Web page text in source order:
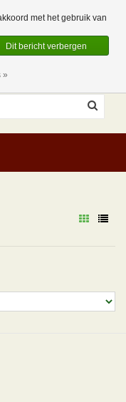
0 Artikelen
met het gebruik van
Dit bericht verbergen
»